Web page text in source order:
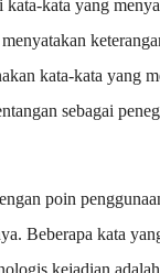
kata-kata yang
kata-kata yang
sebagai
poin
Beberapa kata
kejadian